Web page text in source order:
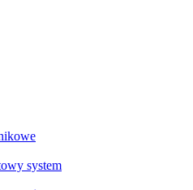
system